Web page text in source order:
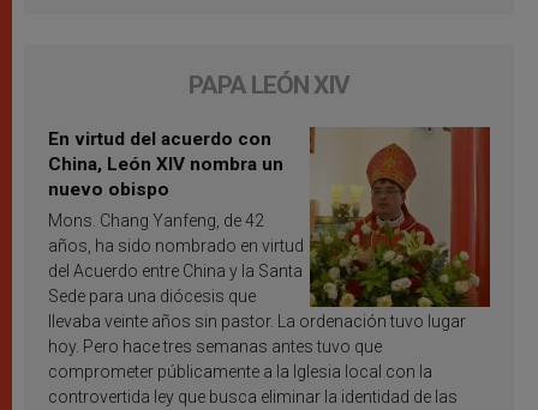
PAPA LEÓN XIV
En virtud del acuerdo con
China, León XIV nombra un
nuevo obispo
Mons. Chang Yanfeng, de 42
años, ha sido nombrado en virtud
del Acuerdo entre China y la Santa
Sede para una diócesis que
llevaba veinte años sin pastor. La ordenación tuvo lugar
hoy. Pero hace tres semanas antes tuvo que
comprometer públicamente a la Iglesia local con la
controvertida ley que busca eliminar la identidad de las